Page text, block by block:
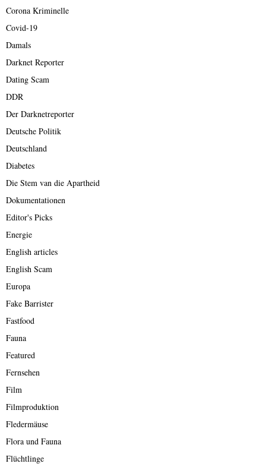
Corona Kriminelle
Covid-19
Damals
Darknet Reporter
Dating Scam
DDR
Der Darknetreporter
Deutsche Politik
Deutschland
Diabetes
Die Stem van die Apartheid
Dokumentationen
Editor's Picks
Energie
English articles
English Scam
Europa
Fake Barrister
Fastfood
Fauna
Featured
Fernsehen
Film
Filmproduktion
Fledermäuse
Flora und Fauna
Flüchtlinge